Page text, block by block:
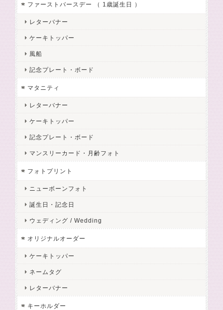
ファーストバースデー （ 1歳誕生日 ）
レターバナー
ケーキトッパー
風船
記念プレート・ボード
マタニティ
レターバナー
ケーキトッパー
記念プレート・ボード
マンスリーカード・月齢フォト
フォトプリント
ニューボーンフォト
誕生日・記念日
ウェディング / Wedding
オリジナルオーダー
ケーキトッパー
ネームタグ
レターバナー
キーホルダー